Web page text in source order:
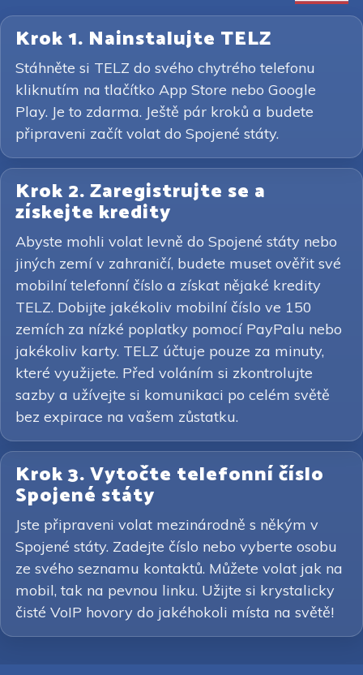
Krok 1. Nainstalujte TELZ
Stáhněte si TELZ do svého chytrého telefonu
kliknutím na tlačítko App Store nebo Google
Play. Je to zdarma. Ještě pár kroků a budete
připraveni začít volat do Spojené státy.
Krok 2. Zaregistrujte se a
získejte kredity
Abyste mohli volat levně do Spojené státy nebo
jiných zemí v zahraničí, budete muset ověřit své
mobilní telefonní číslo a získat nějaké kredity
TELZ. Dobijte jakékoliv mobilní číslo ve 150
zemích za nízké poplatky pomocí PayPalu nebo
jakékoliv karty. TELZ účtuje pouze za minuty,
které využijete. Před voláním si zkontrolujte
sazby a užívejte si komunikaci po celém světě
bez expirace na vašem zůstatku.
Krok 3. Vytočte telefonní číslo
Spojené státy
Jste připraveni volat mezinárodně s někým v
Spojené státy. Zadejte číslo nebo vyberte osobu
ze svého seznamu kontaktů. Můžete volat jak na
mobil, tak na pevnou linku. Užijte si krystalicky
čisté VoIP hovory do jakéhokoli místa na světě!